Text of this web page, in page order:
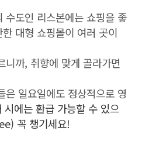
수도인 리스본에는 쇼핑을 좋
대형 쇼핑몰이 여러 곳이
니까, 취향에 맞게 골라가면
은 일요일에도 정상적으로 영
에는 환급 가능할 수 있으
꼭 챙기세요!